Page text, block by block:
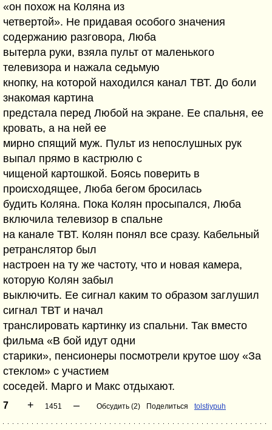
«он похож на Коляна из
четвертой». Не придавая особого значения
содержанию разговора, Люба
вытерла руки, взяла пульт от маленького
телевизора и нажала седьмую
кнопку, на которой находился канал ТВТ. До боли
знакомая картина
предстала перед Любой на экране. Ее спальня, ее
кровать, а на ней ее
мирно спящий муж. Пульт из непослушных рук
выпал прямо в кастрюлю с
чищеной картошкой. Боясь поверить в
происходящее, Люба бегом бросилась
будить Коляна. Пока Колян просыпался, Люба
включила телевизор в спальне
на канале ТВТ. Колян понял все сразу. Кабельный
ретранслятор был
настроен на ту же частоту, что и новая камера,
которую Колян забыл
выключить. Ее сигнал каким то образом заглушил
сигнал ТВТ и начал
транслировать картинку из спальни. Так вместо
фильма «В бой идут одни
старики», пенсионеры посмотрели крутое шоу «За
стеклом» с участием
соседей. Марго и Макс отдыхают.
7 + 1451 – Обсудить (2) Поделиться tolstiypuh